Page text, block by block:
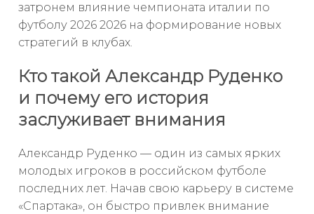
затронем влияние чемпионата италии по
футболу 2026 2026 на формирование новых
стратегий в клубах.
Кто такой Александр Руденко
и почему его история
заслуживает внимания
Александр Руденко — один из самых ярких
молодых игроков в российском футболе
последних лет. Начав свою карьеру в системе
«Спартака», он быстро привлек внимание